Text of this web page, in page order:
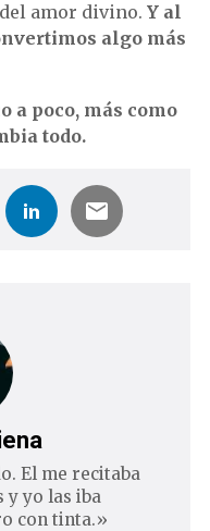
amor divino. Y al
algo más
a poco, más como
todo.
El me recitaba
y yo las iba
con tinta.»